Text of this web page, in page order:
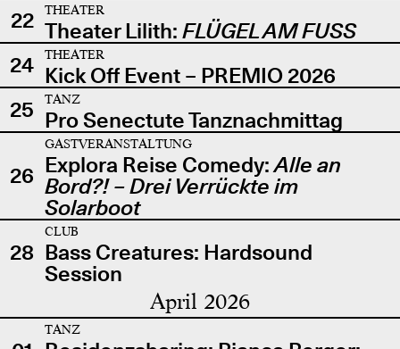
22
THEATER
Theater Lilith: FLÜGEL AM FUSS
24
THEATER
Kick Off Event – PREMIO 2026
25
TANZ
Pro Senectute Tanznachmittag
26
GASTVERANSTALTUNG
Explora Reise Comedy:Alle an
Bord?! – Drei Verrückte im
Solarboot
28
CLUB
Bass Creatures: Hardsound
Session
April 2026
TANZ